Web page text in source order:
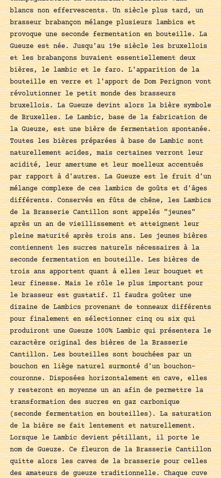
blancs non effervescents. Un siècle plus tard, un
brasseur brabançon mélange plusieurs lambics et
provoque une seconde fermentation en bouteille. La
Gueuze est née. Jusqu'au 19e siècle les bruxellois
et les brabançons buvaient essentiellement deux
bières, le lambic et le faro. L'apparition de la
bouteille en verre et l'apport de Dom Perignon vont
révolutionner le petit monde des brasseurs
bruxellois. La Gueuze devint alors la bière symbole
de Bruxelles. Le Lambic, base de la fabrication de
la Gueuze, est une bière de fermentation spontanée.
Toutes les bières préparées à base de Lambic sont
naturellement acides, mais certaines verront leur
acidité, leur amertume et leur moelleux accentués
par rapport à d'autres. La Gueuze est le fruit d'un
mélange complexe de ces lambics de goûts et d'âges
différents. Conservés en fûts de chêne, les Lambics
de la Brasserie Cantillon sont appelés "jeunes"
après un an de vieillissement et atteignent leur
pleine maturité après trois ans. Les jeunes bières
contiennent les sucres naturels nécessaires à la
seconde fermentation en bouteille. Les bières de
trois ans apportent quant à elles leur bouquet et
leur finesse. Mais le rôle le plus important pour
le brasseur est gustatif. Il faudra goûter une
dizaine de Lambics provenant de tonneaux différents
pour finalement en sélectionner cinq ou six qui
produiront une Gueuze 100% Lambic qui présentera le
caractère original des bières de la Brasserie
Cantillon. Les bouteilles sont bouchées par un
bouchon en liège naturel surmonté d'un bouchon-
couronne. Disposées horizontalement en cave, elles
y resteront en moyenne un an afin de permettre la
transformation des sucres en gaz carbonique
(seconde fermentation en bouteilles). La saturation
de la bière se fait lentement et naturellement.
Lorsque le Lambic devient pétillant, il porte le
nom de Gueuze. Ce fleuron de la Brasserie Cantillon
quitte alors les caves de la brasserie pour celles
des amateurs de gueuze traditionnelle. Chaque cuve